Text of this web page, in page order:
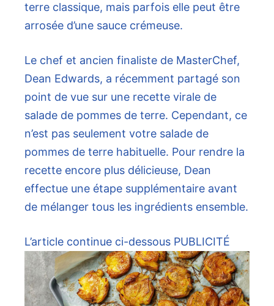
terre classique, mais parfois elle peut être
arrosée d’une sauce crémeuse.
Le chef et ancien finaliste de MasterChef,
Dean Edwards, a récemment partagé son
point de vue sur une recette virale de
salade de pommes de terre. Cependant, ce
n’est pas seulement votre salade de
pommes de terre habituelle. Pour rendre la
recette encore plus délicieuse, Dean
effectue une étape supplémentaire avant
de mélanger tous les ingrédients ensemble.
L’article continue ci-dessous PUBLICITÉ